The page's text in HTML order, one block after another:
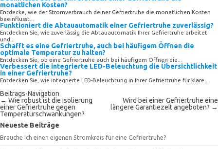
monatlichen Kosten?
Entdecke, wie der Stromverbrauch deiner Gefriertruhe die monatlichen Kosten
beeinflusst...
Funktioniert die Abtauautomatik einer Gefriertruhe zuverlässig?
Entdecken Sie, wie zuverlässig die Abtauautomatik Ihrer Gefriertruhe arbeitet
und...
Schafft es eine Gefriertruhe, auch bei häufigem Öffnen die
optimale Temperatur zu halten?
Entdecken Sie, ob eine Gefriertruhe auch bei häufigem Öffnen die...
Verbessert die integrierte LED-Beleuchtung die Übersichtlichkeit
in einer Gefriertruhe?
Entdecken Sie, wie integrierte LED-Beleuchtung in Ihrer Gefriertruhe für klare...
Beitrags-Navigation
← Wie robust ist die Isolierung
einer Gefriertruhe gegen
Temperaturschwankungen?
Wird bei einer Gefriertruhe eine
längere Garantiezeit angeboten? →
Neueste Beiträge
Brauche ich einen eigenen Stromkreis für eine Gefriertruhe?